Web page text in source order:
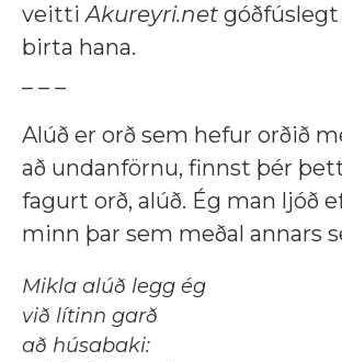
veittiAkureyri.net
birta hana.
Alúð er orð sem hefur orðið
að undanförnu, finnst þér
fagurt orð, alúð. Ég man ljóð
minn þar sem meðal annars
Mikla alúð legg ég
við lítinn garð
að húsabaki: